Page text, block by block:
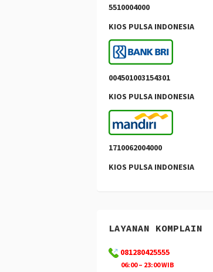
5510004000
KIOS PULSA INDONESIA
004501003154301
KIOS PULSA INDONESIA
1710062004000
KIOS PULSA INDONESIA
LAYANAN KOMPLAIN
081280425555
06:00 – 23:00 WIB